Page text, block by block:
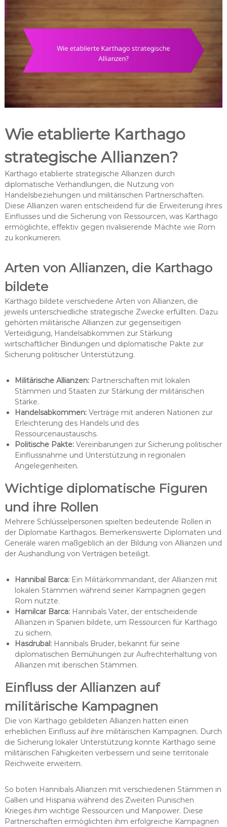
Wie etablierte Karthago
strategische Allianzen?
Karthago etablierte strategische Allianzen durch
diplomatische Verhandlungen, die Nutzung von
Handelsbeziehungen und militärischen Partnerschaften.
Diese Allianzen waren entscheidend für die Erweiterung ihres
Einflusses und die Sicherung von Ressourcen, was Karthago
ermöglichte, effektiv gegen rivalisierende Mächte wie Rom
zu konkurrieren.
Arten von Allianzen, die Karthago
bildete
Karthago bildete verschiedene Arten von Allianzen, die
jeweils unterschiedliche strategische Zwecke erfüllten. Dazu
gehörten militärische Allianzen zur gegenseitigen
Verteidigung, Handelsabkommen zur Stärkung
wirtschaftlicher Bindungen und diplomatische Pakte zur
Sicherung politischer Unterstützung.
Militärische Allianzen:Partnerschaften mit lokalen
Stämmen und Staaten zur Stärkung der militärischen
Stärke.
Handelsabkommen:Verträge mit anderen Nationen zur
Erleichterung des Handels und des
Ressourcenaustauschs.
Politische Pakte:Vereinbarungen zur Sicherung politischer
Einflussnahme und Unterstützung in regionalen
Angelegenheiten.
Wichtige diplomatische Figuren
und ihre Rollen
Mehrere Schlüsselpersonen spielten bedeutende Rollen in
der Diplomatie Karthagos. Bemerkenswerte Diplomaten und
Generäle waren maßgeblich an der Bildung von Allianzen und
der Aushandlung von Verträgen beteiligt.
Hannibal Barca:Ein Militärkommandant, der Allianzen mit
lokalen Stämmen während seiner Kampagnen gegen
Rom nutzte.
Hamilcar Barca:Hannibals Vater, der entscheidende
Allianzen in Spanien bildete, um Ressourcen für Karthago
zu sichern.
Hasdrubal:Hannibals Bruder, bekannt für seine
diplomatischen Bemühungen zur Aufrechterhaltung von
Allianzen mit iberischen Stämmen.
Einfluss der Allianzen auf
militärische Kampagnen
Die von Karthago gebildeten Allianzen hatten einen
erheblichen Einfluss auf ihre militärischen Kampagnen. Durch
die Sicherung lokaler Unterstützung konnte Karthago seine
militärischen Fähigkeiten verbessern und seine territoriale
Reichweite erweitern.
So boten Hannibals Allianzen mit verschiedenen Stämmen in
Gallien und Hispania während des Zweiten Punischen
Krieges ihm wichtige Ressourcen und Manpower. Diese
Partnerschaften ermöglichten ihm erfolgreiche Kampagnen